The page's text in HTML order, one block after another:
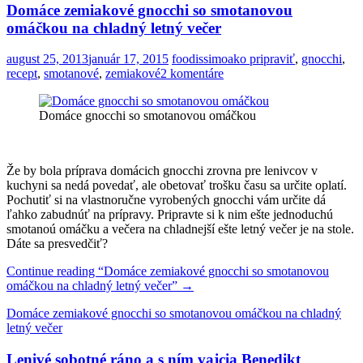
Domáce zemiakové gnocchi so smotanovou
omáčkou na chladný letný večer
august 25, 2013január 17, 2015 foodissimoako pripraviť, gnocchi,
recept, smotanové, zemiakové2 komentáre
Domáce gnocchi so smotanovou omáčkou
Že by bola príprava domácich gnocchi zrovna pre lenivcov v
kuchyni sa nedá povedať, ale obetovať trošku času sa určite oplatí.
Pochutiť si na vlastnoručne vyrobených gnocchi vám určite dá
ľahko zabudnúť na prípravy. Pripravte si k nim ešte jednoduchú
smotanoú omáčku a večera na chladnejší ešte letný večer je na stole.
Dáte sa presvedčiť?
Continue reading “Domáce zemiakové gnocchi so smotanovou
omáčkou na chladný letný večer” →
Domáce zemiakové gnocchi so smotanovou omáčkou na chladný
letný večer
Lenivé sobotné ráno a s ním vajcia Benedikt